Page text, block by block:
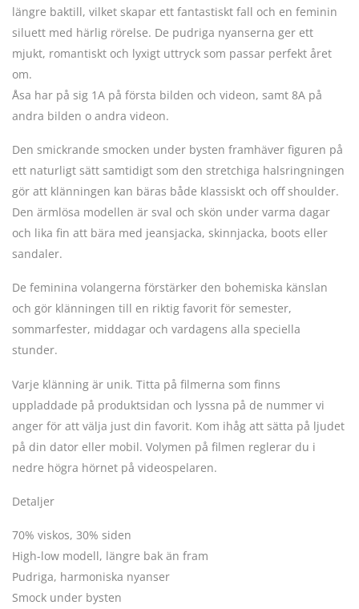
längre baktill, vilket skapar ett fantastiskt fall och en feminin
siluett med härlig rörelse. De pudriga nyanserna ger ett
mjukt, romantiskt och lyxigt uttryck som passar perfekt året
om.
Åsa har på sig 1A på första bilden och videon, samt 8A på
andra bilden o andra videon.
Den smickrande smocken under bysten framhäver figuren på
ett naturligt sätt samtidigt som den stretchiga halsringningen
gör att klänningen kan bäras både klassiskt och off shoulder.
Den ärmlösa modellen är sval och skön under varma dagar
och lika fin att bära med jeansjacka, skinnjacka, boots eller
sandaler.
De feminina volangerna förstärker den bohemiska känslan
och gör klänningen till en riktig favorit för semester,
sommarfester, middagar och vardagens alla speciella
stunder.
Varje klänning är unik. Titta på filmerna som finns
uppladdade på produktsidan och lyssna på de nummer vi
anger för att välja just din favorit. Kom ihåg att sätta på ljudet
på din dator eller mobil. Volymen på filmen reglerar du i
nedre högra hörnet på videospelaren.
Detaljer
70% viskos, 30% siden
High-low modell, längre bak än fram
Pudriga, harmoniska nyanser
Smock under bysten